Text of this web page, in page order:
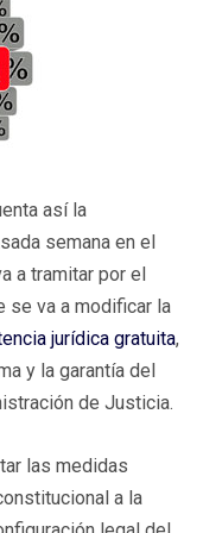
así la
semana en el
a tramitar por el
se va a modificar la
jurídica gratuita,
y la garantía del
de Justicia.
las medidas
a la